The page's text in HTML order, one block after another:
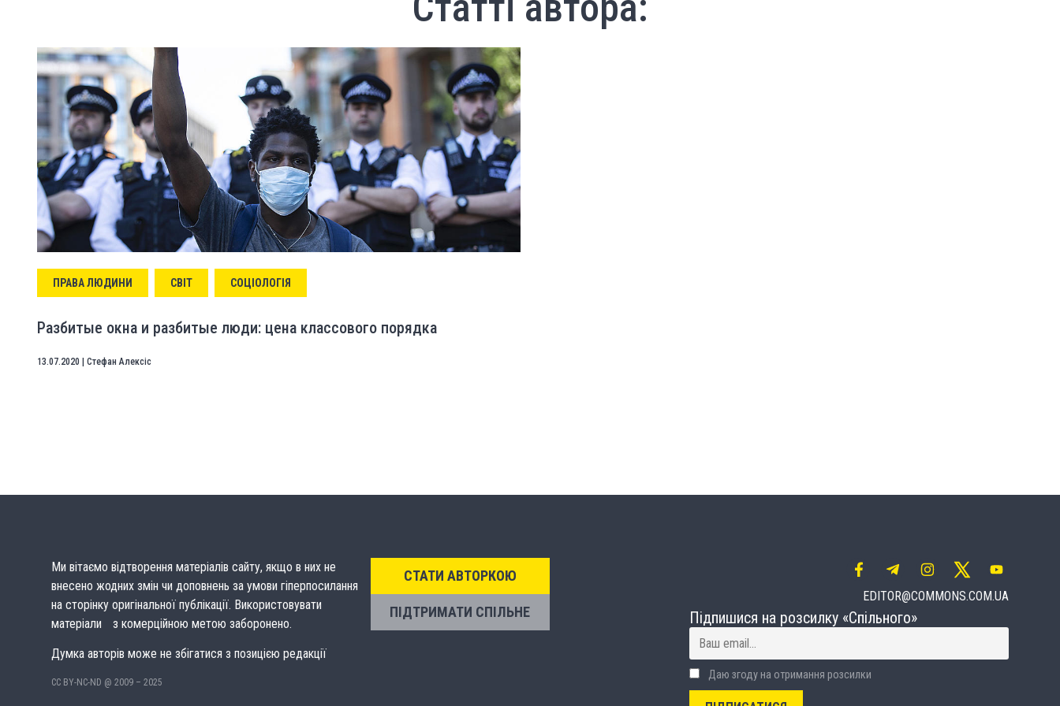
ПРАВА ЛЮДИНИ СВІТ СОЦІОЛОГІЯ
Разбитые окна и разбитые люди: цена классового порядка
13.07.2020 Стефан Алексіс
Ми вітаємо відтворення матеріалів сайту, якщо в них не
внесено жодних змін чи доповнень за умови гіперпосилання
на сторінку оригінальної публікації. Використовувати
матеріали з комерційною метою заборонено.
Думка авторів може не збігатися з позицією редакції
CC BY-NC-ND @ 2009 – 2025
СТАТИ АВТОРКОЮ
ПІДТРИМАТИ СПІЛЬНЕ
EDITOR@COMMONS.COM.UA
Підпишися на розсилку «Спільного»
Даю згоду на отримання розсилки